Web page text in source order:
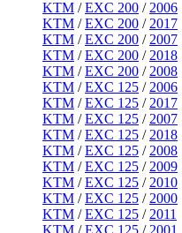
KTM /EXC 200 / 2006
KTM /EXC 200 / 2017
KTM /EXC 200 / 2007
KTM /EXC 200 / 2018
KTM /EXC 200 / 2008
KTM /EXC 125 / 2006
KTM /EXC 125 / 2017
KTM /EXC 125 / 2007
KTM /EXC 125 / 2018
KTM /EXC 125 / 2008
KTM /EXC 125 / 2009
KTM /EXC 125 / 2010
KTM /EXC 125 / 2000
KTM /EXC 125 / 2011
KTM /EXC 125 / 2001